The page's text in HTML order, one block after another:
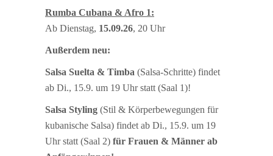
Rumba Cubana & Afro 1:
Ab Dienstag, 15.09.26, 20 Uhr
Außerdem neu:
Salsa Suelta & Timba (Salsa-Schritte) findet
ab Di., 15.9. um 19 Uhr statt (Saal 1)!
Salsa Styling (Stil & Körperbewegungen für
kubanische Salsa) findet ab Di., 15.9. um 19
Uhr statt (Saal 2) für Frauen & Männer ab